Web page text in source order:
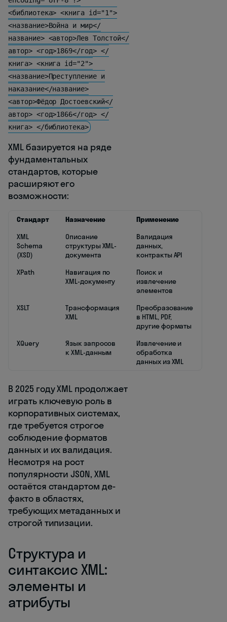
<библиотека> <книга id="1">
<название>Война и мир</
название> <автор>Лев Толстой</
автор> <год>1869</год> </
книга> <книга id="2">
<название>Преступление и
наказание</название>
<автор>Фёдор Достоевский</
автор> <год>1866</год> </
книга> </библиотека>
XML базируется на ряде
фундаментальных
стандартов, которые
расширяют его
возможности:
Стандарт Назначение
Применение
XML
Schema
(XSD)
Описание
структуры XML-
документа
Валидация
данных,
контракты API
XPath
Навигация по
XML-документу
Поиск и
извлечение
элементов
XSLT
Трансформация
XML
Преобразование
в HTML, PDF,
другие форматы
XQuery
Язык запросов
к XML-данным
Извлечение и
обработка
данных из XML
В 2025 году XML продолжает
играть ключевую роль в
корпоративных системах,
где требуется строгое
соблюдение форматов
данных и их валидация.
Несмотря на рост
популярности JSON, XML
остаётся стандартом де-
факто в областях,
требующих метаданных и
строгой типизации.
Структура и
синтаксис XML:
элементы и
атрибуты